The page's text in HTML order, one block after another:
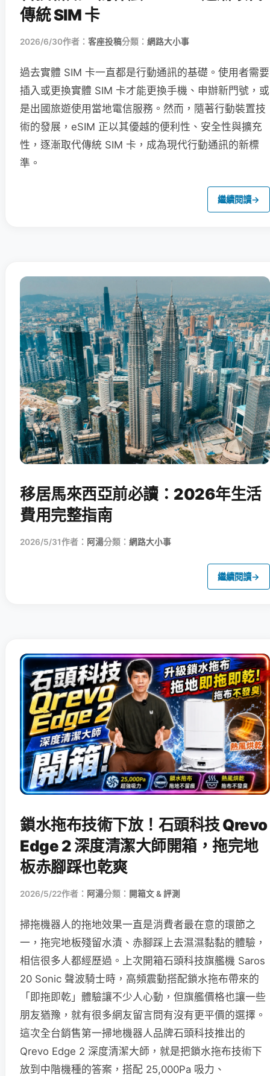
傳統 SIM 卡
2026/6/30作者： 客座投稿分類： 網路大小事
過去實體 SIM 卡一直都是行動通訊的基礎。使用者需要
插入或更換實體 SIM 卡才能更換手機、申辦新門號，或
是出國旅遊使用當地電信服務。然而，隨著行動裝置技
術的發展，eSIM 正以其優越的便利性、安全性與擴充
性，逐漸取代傳統 SIM 卡，成為現代行動通訊的新標
準。
繼續閱讀→
移居馬來西亞前必讀：2026年生活
費用完整指南
2026/5/31作者： 阿湯分類： 網路大小事
繼續閱讀→
鎖水拖布技術下放！石頭科技 Qrevo
Edge 2 深度清潔大師開箱，拖完地
板赤腳踩也乾爽
2026/5/22作者： 阿湯分類： 開箱文 & 評測
掃拖機器人的拖地效果一直是消費者最在意的環節之
一，拖完地板殘留水漬、赤腳踩上去濕濕黏黏的體驗，
相信很多人都經歷過。上次開箱石頭科技旗艦機 Saros
20 Sonic 聲波騎士時，高頻震動搭配鎖水拖布帶來的
「即拖即乾」體驗讓不少人心動，但旗艦價格也讓一些
朋友猶豫，就有很多網友留言問有沒有更平價的選擇。
這次全台銷售第一掃地機器人品牌石頭科技推出的
Qrevo Edge 2 深度清潔大師，就是把鎖水拖布技術下
放到中階機種的答案，搭配 25,000Pa 吸力、